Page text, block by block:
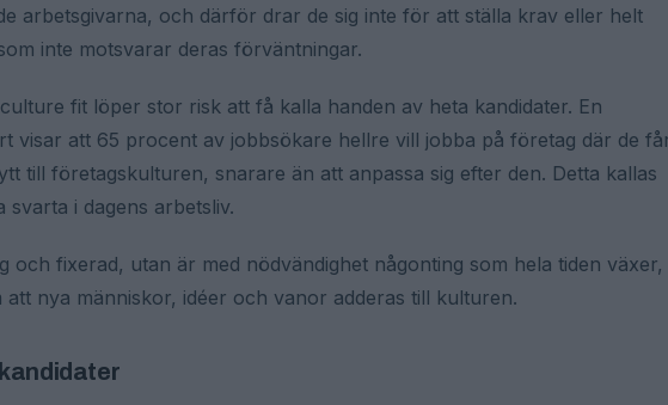
arbetsgivarna, och därför drar de sig inte för att ställa krav eller helt
inte motsvarar deras förväntningar.
fit löper stor risk att få kalla handen av heta kandidater. En
visar att 65 procent av jobbsökare hellre vill jobba på företag där de
till företagskulturen, snarare än att anpassa sig efter den. Detta kallas
i dagens arbetsliv.
och fixerad, utan är med nödvändighet någonting som hela tiden växer,
nya människor, idéer och vanor adderas till kulturen.